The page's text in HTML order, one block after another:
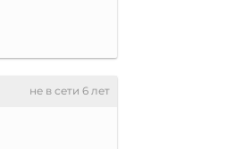
не в сети 6 лет